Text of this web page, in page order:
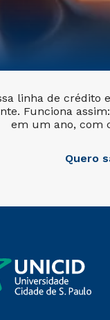
linha de crédito
Funciona
em um ano, com
Quero